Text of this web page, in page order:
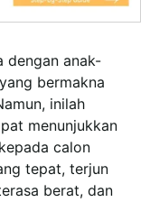
dengan anak-
bermakna
inilah
menunjukkan
calon
tepat, terjun
berat, dan